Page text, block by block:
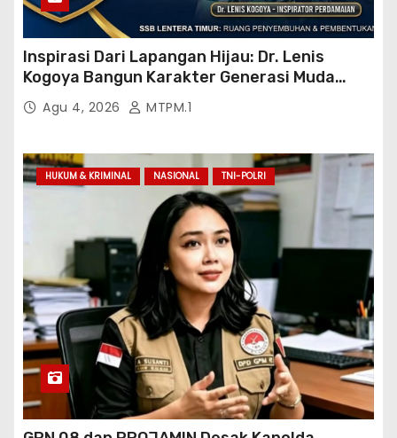
Inspirasi Dari Lapangan Hijau: Dr. Lenis
Kogoya Bangun Karakter Generasi Muda
PapuaAgu 4, 2026 MTPM.1
HUKUM & KRIMINAL NASIONAL TNI-POLRI